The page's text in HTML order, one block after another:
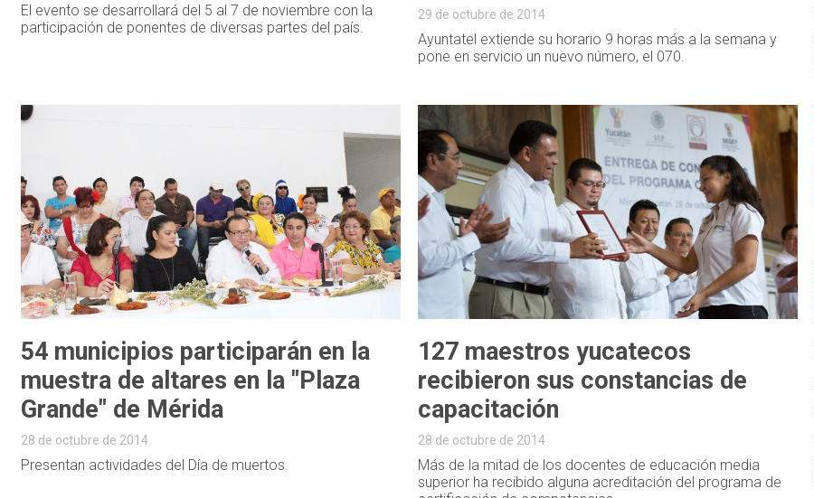
El evento se desarrollará del 5 al 7 de noviembre con la
participación de ponentes de diversas partes del país.
29 de octubre de 2014
Ayuntatel extiende su horario 9 horas más a la semana y
pone en servicio un nuevo número, el 070.
54 municipios participarán en la
muestra de altares en la "Plaza
Grande" de Mérida
28 de octubre de 2014
Presentan actividades del Día de muertos.
127 maestros yucatecos
recibieron sus constancias de
capacitación
28 de octubre de 2014
Más de la mitad de los docentes de educación media
superior ha recibido alguna acreditación del programa de